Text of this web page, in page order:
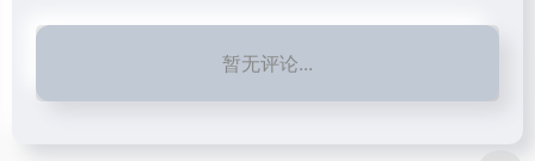
暂无评论...